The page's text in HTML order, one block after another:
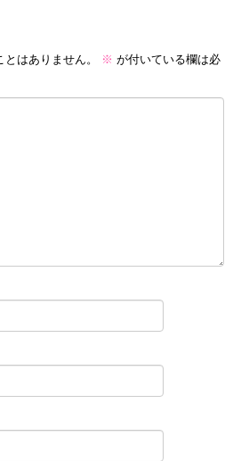
はありません。 ※ が付いている欄は必